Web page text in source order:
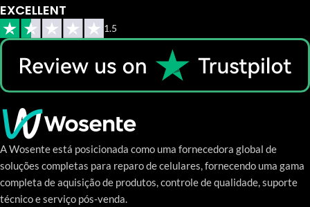
EXCELLENT
1.5
A Wosente está posicionada como uma fornecedora global de
soluções completas para reparo de celulares, fornecendo uma gama
completa de aquisição de produtos, controle de qualidade, suporte
técnico e serviço pós-venda.